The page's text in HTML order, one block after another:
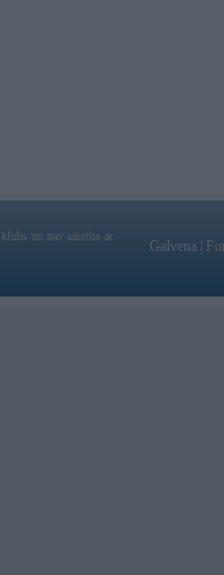
un nav saistīts ar
Galvena